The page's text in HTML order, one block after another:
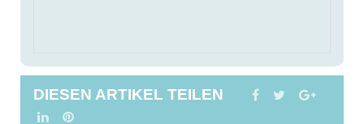
DIESEN ARTIKEL TEILEN FACEBOOK
TWITTER
LINKEDIN
PINTEREST